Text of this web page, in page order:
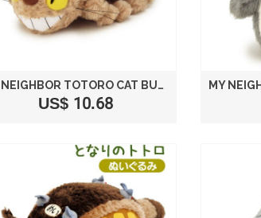
MY NEIGHBOR TOTORO CAT BUS PLUSH STUFFED SIZE S /STUDIO GHIBLI
US$ 10.68